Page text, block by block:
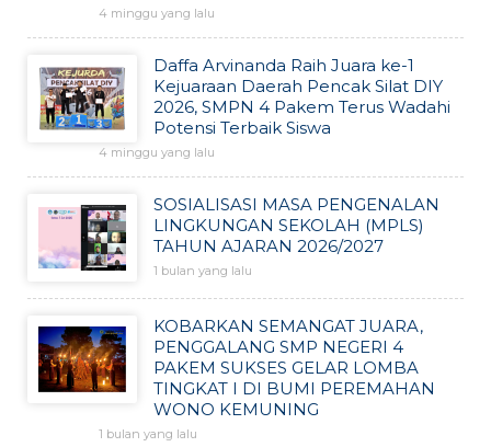
4 minggu yang lalu
Daffa Arvinanda Raih Juara ke-1
Kejuaraan Daerah Pencak Silat DIY
2026, SMPN 4 Pakem Terus Wadahi
Potensi Terbaik Siswa
4 minggu yang lalu
SOSIALISASI MASA PENGENALAN
LINGKUNGAN SEKOLAH (MPLS)
TAHUN AJARAN 2026/2027
1 bulan yang lalu
KOBARKAN SEMANGAT JUARA,
PENGGALANG SMP NEGERI 4
PAKEM SUKSES GELAR LOMBA
TINGKAT I DI BUMI PEREMAHAN
WONO KEMUNING
1 bulan yang lalu